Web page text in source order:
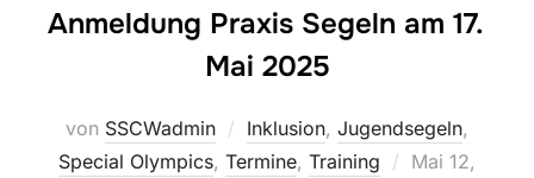
Anmeldung Praxis Segeln am 17.
Mai 2025
von SSCWadmin Inklusion, Jugendsegeln,
Special Olympics, Termine, Training
Veröffentlicht
Mai 12,